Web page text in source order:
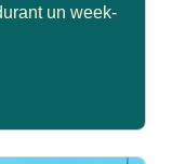
un week-